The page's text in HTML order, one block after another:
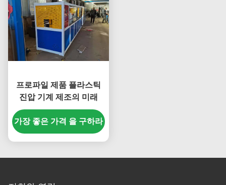
프로파일 제품 플라스틱
진압 기계 제조의 미래
가장 좋은 가격 을 구하라